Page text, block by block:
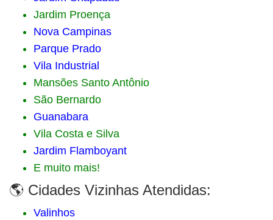
Jardim Proença
Nova Campinas
Parque Prado
Vila Industrial
Mansões Santo Antônio
São Bernardo
Guanabara
Vila Costa e Silva
Jardim Flamboyant
E muito mais!
🌎 Cidades Vizinhas Atendidas:
Valinhos